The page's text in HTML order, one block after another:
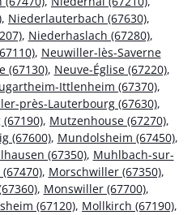
, Niederlauterbach (67630),
, Niederhaslach (67280),
, Neuwiller-lès-Saverne
(67130), Neuve-Église (67220),
Ittlenheim (67370),
près-Lauterbourg (67630),
, Mutzenhouse (67270),
(67600), Mundolsheim (67450),
(67350), Muhlbach-sur-
, Morschwiller (67350),
, Monswiller (67700),
(67120), Mollkirch (67190),